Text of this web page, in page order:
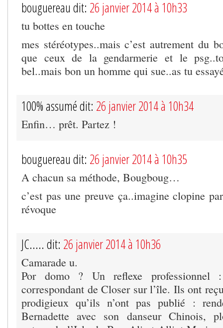
bouguereau dit: 26 janvier 2014 à 10h33
tu bottes en touche
mes stéréotypes..mais c’est autrement du
que ceux de la gendarmerie et le
bel..mais bon un homme qui sue..as tu
100% assumé dit: 26 janvier 2014 à 10h34
Enfin… prêt. Partez !
bouguereau dit: 26 janvier 2014 à 10h35
A chacun sa méthode, Bougboug…
c’est pas une preuve ça..imagine clopine
révoque
JC..... dit: 26 janvier 2014 à 10h36
Camarade u.
Por domo ? Un reflexe professionnel
correspondant de Closer sur l’île. Ils ont
prodigieux qu’ils n’ont pas publié :
Bernadette avec son danseur Chinois,